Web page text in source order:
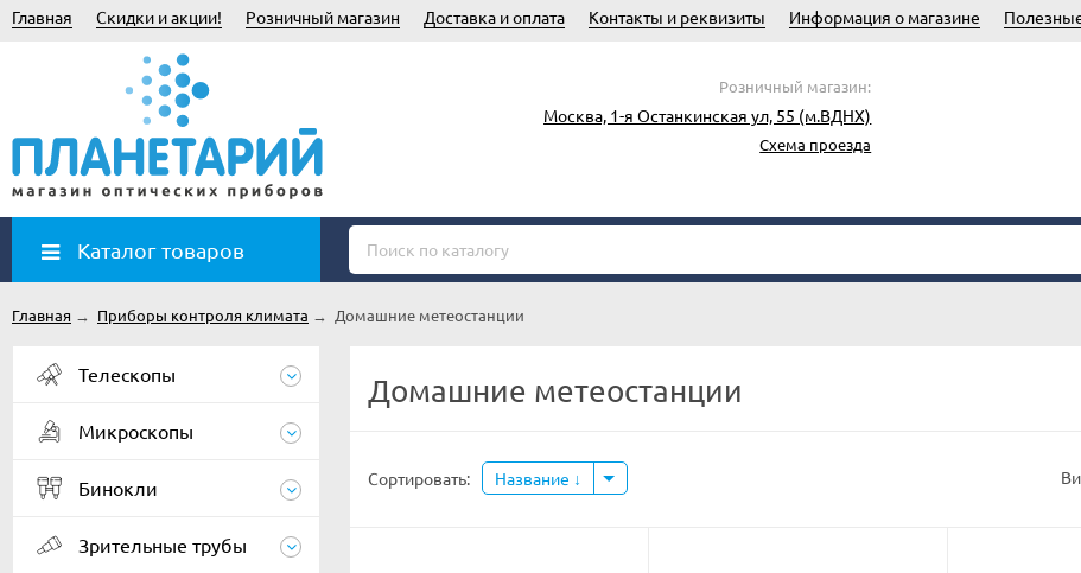
Главная Скидки и акции! Розничный магазин Доставка и оплата Контакты и реквизиты Информация о магазине
Розничный магазин:
Москва, 1-я Останкинская ул, 55 (м.ВДНХ)
Схема проезда
Каталог товаров
Главная → Приборы контроля климата → Домашние метеостанции
Телескопы
Микроскопы
Бинокли
Зрительные трубы
Домашние метеостанции
Сортировать: Название